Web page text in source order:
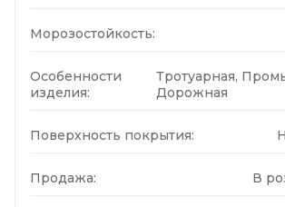
Морозостойкость:
Особенности
изделия:
Тротуарная,
Дорожная
Поверхность покрытия:
Продажа: В